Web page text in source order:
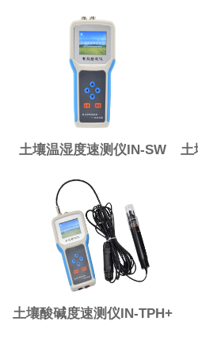
土壤温湿度速测仪IN-SW
土壤酸碱度速测仪IN-TPH+